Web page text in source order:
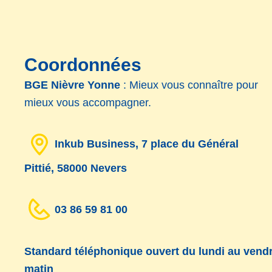
Coordonnées
BGE Nièvre Yonne : Mieux vous connaître pour
mieux vous accompagner.
Inkub Business, 7 place du Général
Pittié, 58000 Nevers
03 86 59 81 00
Standard téléphonique ouvert du lundi au
matin